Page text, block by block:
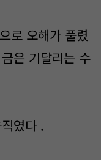
로 오해가 풀렸
은 기달리는 수
였다 .